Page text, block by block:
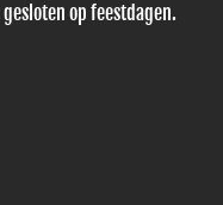
op feestdagen.